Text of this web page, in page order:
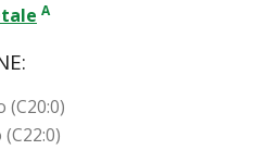
A
(C20:0)